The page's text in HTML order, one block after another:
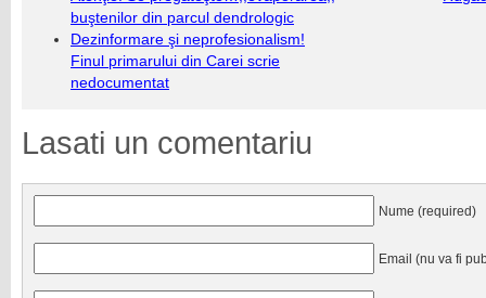
buştenilor din parcul dendrologic
Dezinformare şi neprofesionalism!
Finul primarului din Carei scrie
nedocumentat
Lasati un comentariu
Nume (required)
Email (nu va fi